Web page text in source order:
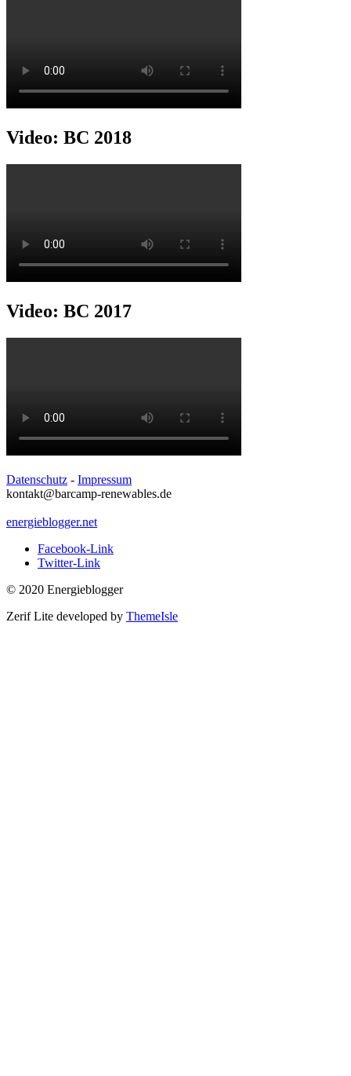
Video: BC 2018
Video: BC 2017
Datenschutz - Impressum
kontakt@barcamp-renewables.de
energieblogger.net
Facebook-Link
Twitter-Link
© 2020 Energieblogger
Zerif Lite developed by ThemeIsle